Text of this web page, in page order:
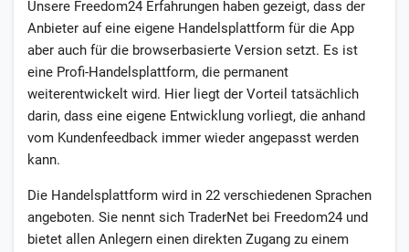
Unsere Freedom24 Erfahrungen haben gezeigt, dass der
Anbieter auf eine eigene Handelsplattform für die App
aber auch für die browserbasierte Version setzt. Es ist
eine Profi-Handelsplattform, die permanent
weiterentwickelt wird. Hier liegt der Vorteil tatsächlich
darin, dass eine eigene Entwicklung vorliegt, die anhand
vom Kundenfeedback immer wieder angepasst werden
kann.
Die Handelsplattform wird in 22 verschiedenen Sprachen
angeboten. Sie nennt sich TraderNet bei Freedom24 und
bietet allen Anlegern einen direkten Zugang zu einem